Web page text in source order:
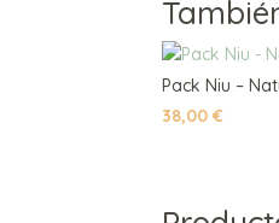
Pack Niu –
38,00€